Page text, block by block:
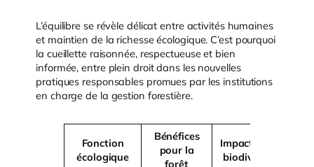
L’équilibre se révèle délicat entre activités humaines
et maintien de la richesse écologique. C’est pourquoi
la cueillette raisonnée, respectueuse et bien
informée, entre plein droit dans les nouvelles
pratiques responsables promues par les institutions
en charge de la gestion forestière.
Fonction
écologique
Bénéfices
pour la
forêt
Impact sur la
biodiversité